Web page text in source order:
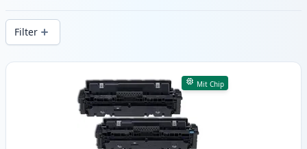
gleichbleibender Druckqualität und
schnellem Versand aus lokalem Lager in .
Filter
Produkte
Mit Chip